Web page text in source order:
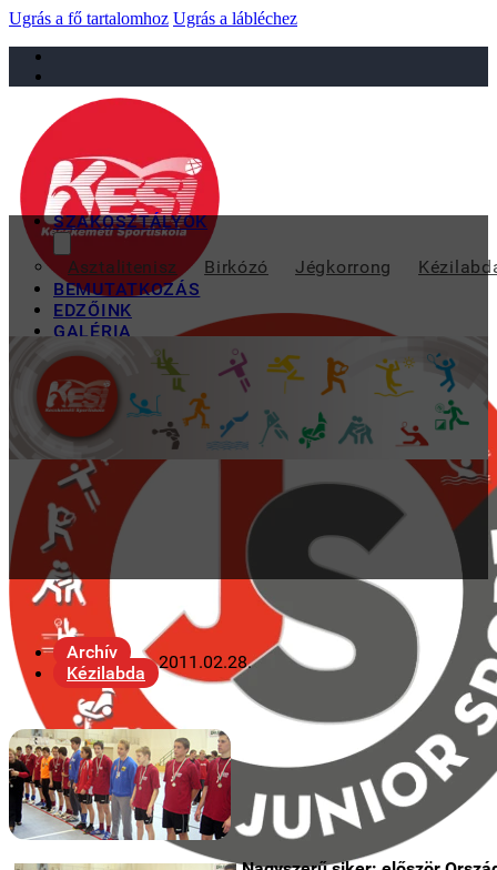
Ugrás a fő tartalomhoz Ugrás a lábléchez
sportiskola@juniorsportkft.hu
SZAKOSZTÁLYOK
Asztalitenisz Birkózó Jégkorrong
BEMUTATKOZÁS
EDZŐINK
GALÉRIA
TAO
KAPCSOLAT
Archív
Kézilabda
2011.02.28.